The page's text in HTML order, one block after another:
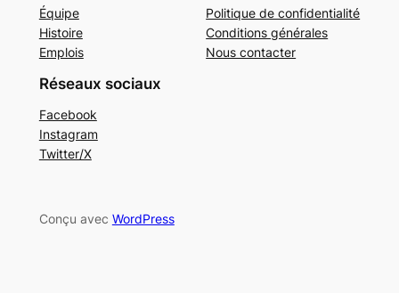
Équipe
Histoire
Emplois
Politique de confidentialité
Conditions générales
Nous contacter
Réseaux sociaux
Facebook
Instagram
Twitter/X
Conçu avec WordPress